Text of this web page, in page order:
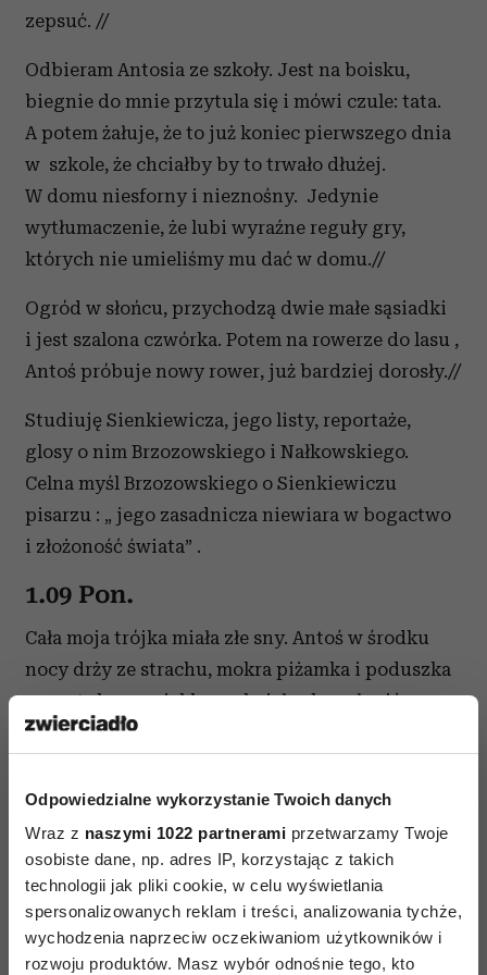
Odpowiedzialne wykorzystanie Twoich danych
Wraz z naszymi 1022 partnerami przetwarzamy Twoje
osobiste dane, np. adres IP, korzystając z takich
technologii jak pliki cookie, w celu wyświetlania
spersonalizowanych reklam i treści, analizowania tychże,
wychodzenia naprzeciw oczekiwaniom użytkowników i
rozwoju produktów. Masz wybór odnośnie tego, kto
zepsuć. //
Odbieram Antosia ze szkoły. Jest na boisku,
biegnie do mnie przytula się i mówi czule: tata.
A potem żałuje, że to już koniec pierwszego dnia
w szkole, że chciałby by to trwało dłużej.
W domu niesforny i nieznośny. Jedynie
wytłumaczenie, że lubi wyraźne reguły gry,
których nie umieliśmy mu dać w domu.//
Ogród w słońcu, przychodzą dwie małe sąsiadki
i jest szalona czwórka. Potem na rowerze do lasu ,
Antoś próbuje nowy rower, już bardziej dorosły.//
Studiuję Sienkiewicza, jego listy, reportaże,
glosy o nim Brzozowskiego i Nałkowskiego.
Celna myśl Brzozowskiego o Sienkiewiczu
pisarzu : „ jego zasadnicza niewiara w bogactwo
i złożoność świata” .
1.09 Pon.
Cała moja trójka miała złe sny. Antoś w środku
nocy drży ze strachu, mokra piżamka i poduszka
- przytulam go, jakbym chciał sobą osłonić go
przed zimnym wszechświatem.//
niesamowite, prawda? Mówi, że aż czuje
dreszcze szczęścia. Nie poszedłem na początek
roku i teraz żałuję. Jedną z głównych postaci na
uroczystości był ksiądz. A teraz pomódlmy się ,
powiedział. Jakiś ojciec z sali krzyknął: to jest
szkoła świecka! Zapadło milczenie. Nikt go nie